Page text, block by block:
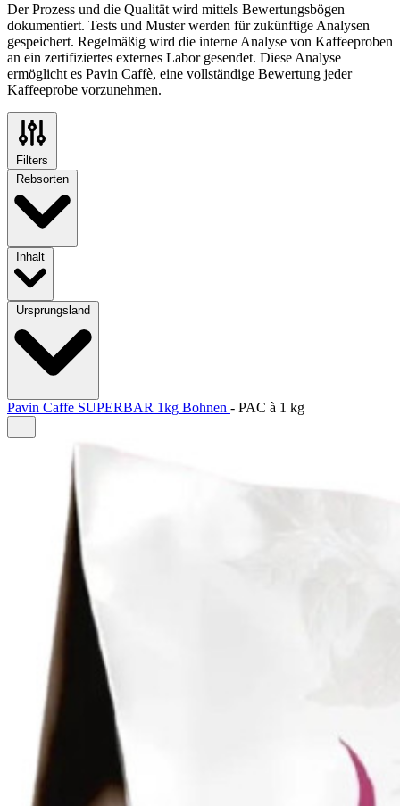
Der Prozess und die Qualität wird mittels Bewertungsbögen
dokumentiert. Tests und Muster werden für zukünftige Analysen
gespeichert. Regelmäßig wird die interne Analyse von Kaffeeproben
an ein zertifiziertes externes Labor gesendet. Diese Analyse
ermöglicht es Pavin Caffè, eine vollständige Bewertung jeder
Kaffeeprobe vorzunehmen.
Filters
Rebsorten
Inhalt
Ursprungsland
Pavin Caffe SUPERBAR 1kg Bohnen - PAC à 1 kg